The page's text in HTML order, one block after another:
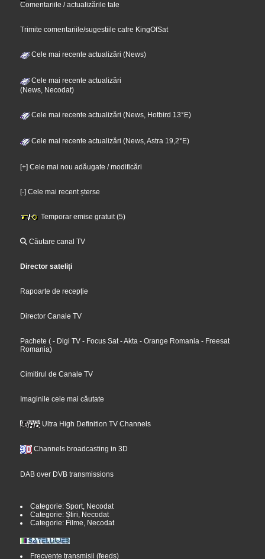
Comentariile / actualizările tale
Trimite comentariile/sugestiile catre KingOfSat
Cele mai recente actualizări (News)
Cele mai recente actualizări
(News, Necodat)
Cele mai recente actualizări (News, Hotbird 13°E)
Cele mai recente actualizări (News, Astra 19,2°E)
[+] Cele mai nou adăugate / modificări
[-] Cele mai recent șterse
Temporar emise gratuit (5)
Căutare canal TV
Director sateliți
Rapoarte de recepție
Director Canale TV
Pachete (- Digi TV - Focus Sat- Akta - Orange Romania - Freesat
Romania)
Cimitirul de Canale TV
Imaginile cele mai căutate
Ultra High Definition TV Channels
Channels broadcasting in 3D
DAB over DVB transmissions
Categorie: Sport, Necodat
Categorie: Știri, Necodat
Categorie: Filme, Necodat
Frecvențe transmisii (feeds)